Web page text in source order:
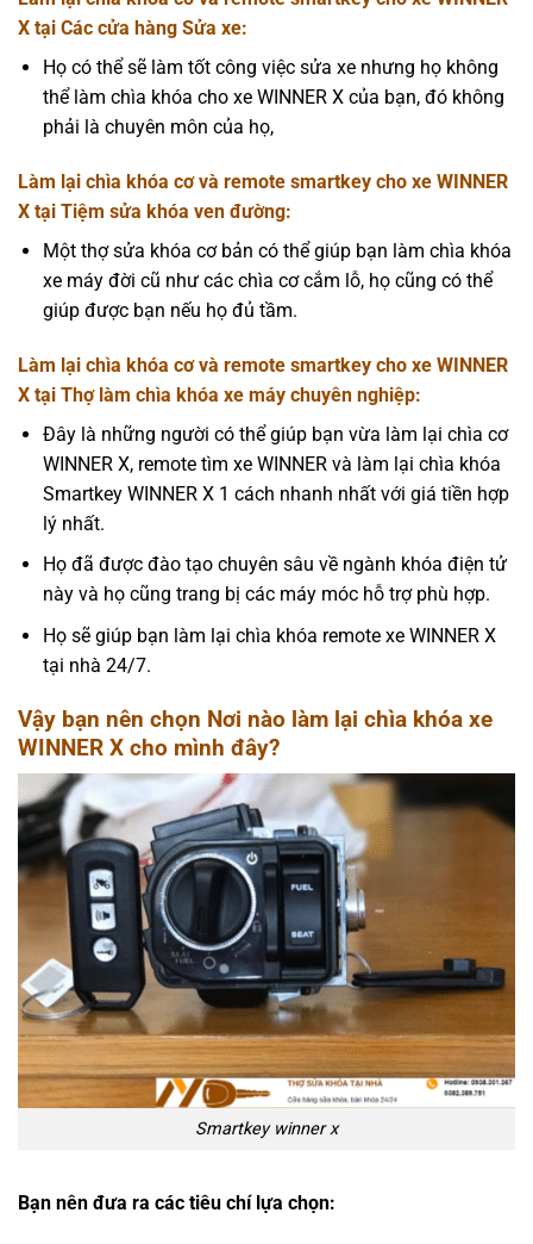
X tại Các cửa hàng Sửa xe:
Họ có thể sẽ làm tốt công việc sửa xe nhưng họ không
thể làm chìa khóa cho xe WINNER X của bạn, đó không
phải là chuyên môn của họ,
Làm lại chìa khóa cơ và remote smartkey cho xe WINNER
X tại Tiệm sửa khóa ven đường:
Một thợ sửa khóa cơ bản có thể giúp bạn làm chìa khóa
xe máy đời cũ như các chìa cơ cắm lỗ, họ cũng có thể
giúp được bạn nếu họ đủ tầm.
Làm lại chìa khóa cơ và remote smartkey cho xe WINNER
X tại Thợ làm chìa khóa xe máy chuyên nghiệp:
Đây là những người có thể giúp bạn vừa làm lại chìa cơ
WINNER X, remote tìm xe WINNER và làm lại chìa khóa
Smartkey WINNER X 1 cách nhanh nhất với giá tiền hợp
lý nhất.
Họ đã được đào tạo chuyên sâu về ngành khóa điện tử
này và họ cũng trang bị các máy móc hỗ trợ phù hợp.
Họ sẽ giúp bạn làm lại chìa khóa remote xe WINNER X
tại nhà 24/7.
Vậy bạn nên chọn Nơi nào làm lại chìa khóa xe
WINNER X cho mình đây?
Smartkey winner x
Bạn nên đưa ra các tiêu chí lựa chọn: